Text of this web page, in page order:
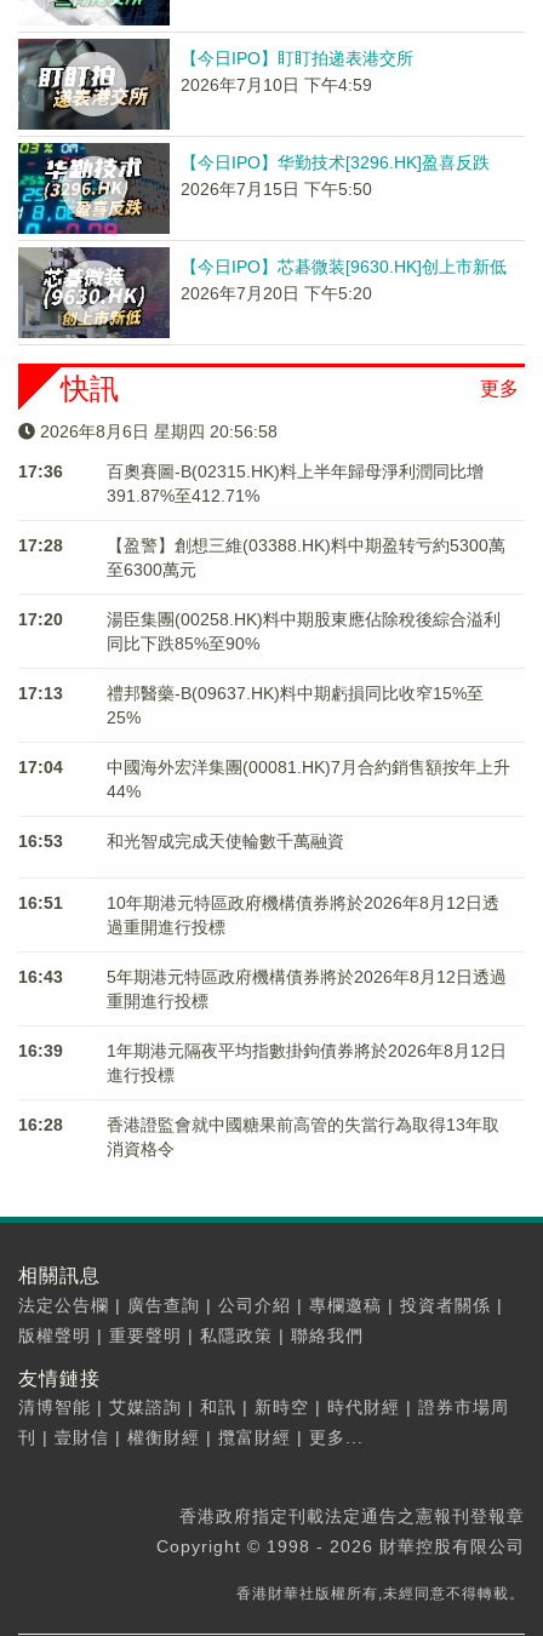
【今日IPO】盯盯拍递表港交所
2026年7月10日 下午4:59
【今日IPO】华勤技术[3296.HK]盈喜反跌
2026年7月15日 下午5:50
【今日IPO】芯碁微装[9630.HK]创上市新低
2026年7月20日 下午5:20
更多
快訊
2026年8月6日 星期四 20:56:58
17:36
百奧賽圖-B(02315.HK)料上半年歸母淨利潤同比增
391.87%至412.71%
17:28
【盈警】創想三維(03388.HK)料中期盈转亏約5300萬
至6300萬元
17:20
湯臣集團(00258.HK)料中期股東應佔除稅後綜合溢利
同比下跌85%至90%
17:13
禮邦醫藥-B(09637.HK)料中期虧損同比收窄15%至
25%
17:04
中國海外宏洋集團(00081.HK)7月合約銷售額按年上升
44%
16:53 和光智成完成天使輪數千萬融資
16:51
10年期港元特區政府機構債券將於2026年8月12日透
過重開進行投標
16:43
5年期港元特區政府機構債券將於2026年8月12日透過
重開進行投標
16:39
1年期港元隔夜平均指數掛鉤債券將於2026年8月12日
進行投標
16:28
香港證監會就中國糖果前高管的失當行為取得13年取
消資格令
相關訊息
法定公告欄 | 廣告查詢 | 公司介紹 | 專欄邀稿 | 投資者關係 |
版權聲明 | 重要聲明 | 私隱政策 | 聯絡我們
友情鏈接
清博智能 | 艾媒諮詢 | 和訊 | 新時空 | 時代財經 | 證券市場周
刊
| 壹財信 | 權衡財經 | 攬富財經 | 更多...
香港政府指定刊載法定通告之憲報刊登報章
Copyright © 1998 - 2026 財華控股有限公司
香港財華社版權所有,未經同意不得轉載。